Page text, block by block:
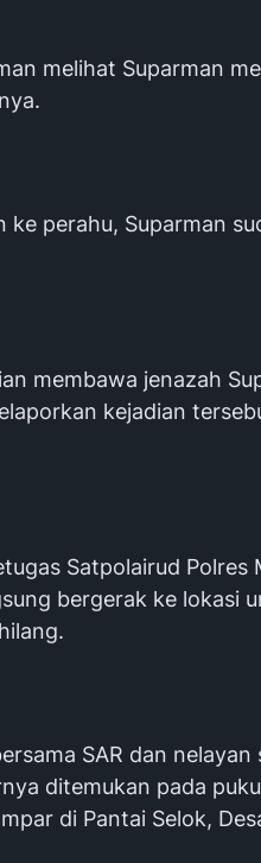
melihat Suparman
perahu, Suparman
membawa jenazah
kejadian
Satpolairud Polres
bergerak ke lokasi
SAR dan
ditemukan pada
di Pantai Selok,